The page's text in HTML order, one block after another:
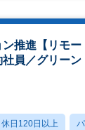
推進【リモ
社員／グリー
休日120日以上